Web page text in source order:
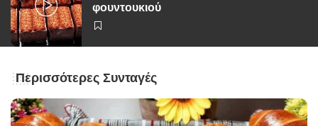
φουντουκιού
Περισσότερες Συνταγές